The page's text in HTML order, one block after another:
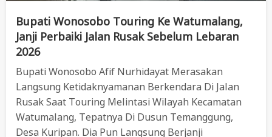
Bupati Wonosobo Touring Ke Watumalang,
Janji Perbaiki Jalan Rusak Sebelum Lebaran
2026
Bupati Wonosobo Afif Nurhidayat Merasakan
Langsung Ketidaknyamanan Berkendara Di Jalan
Rusak Saat Touring Melintasi Wilayah Kecamatan
Watumalang, Tepatnya Di Dusun Temanggung,
Desa Kuripan. Dia Pun Langsung Berjanji